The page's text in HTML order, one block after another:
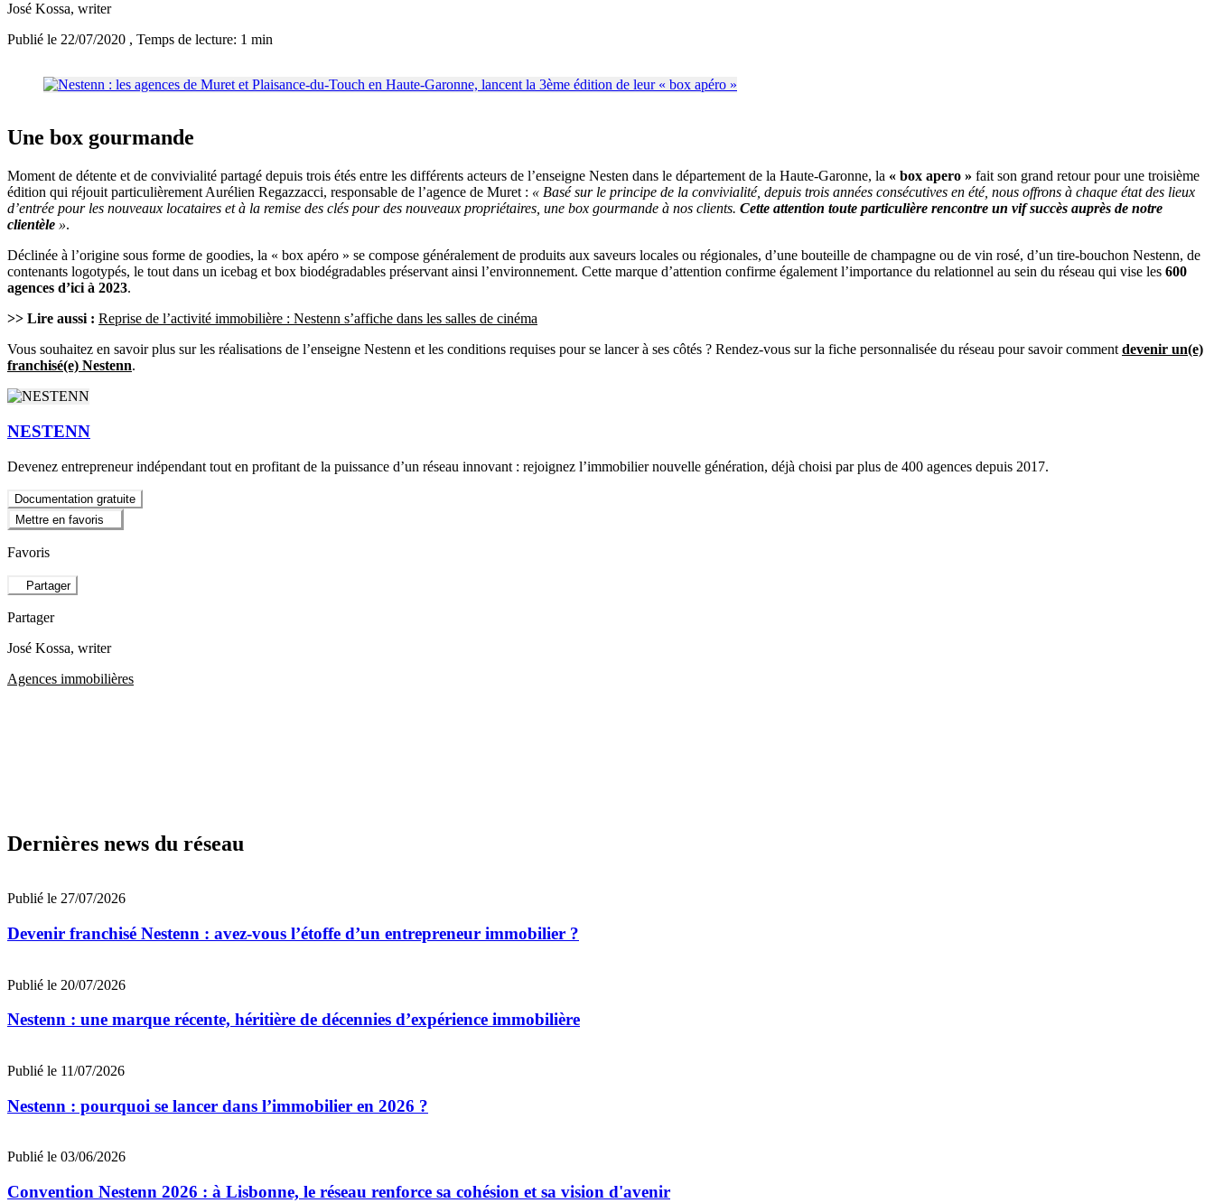
José Kossa, writer
Publié le 22/07/2020 , Temps de lecture: 1 min
Une box gourmande
Moment de détente et de convivialité partagé depuis trois étés entre les différents acteurs de l’enseigne Nesten dans le département de la Haute-Garonne, la « box apero » fait son grand retour pour une troisième
édition qui réjouit particulièrement Aurélien Regazzacci, responsable de l’agence de Muret : « Basé sur le principe de la convivialité, depuis trois années consécutives en été, nous offrons à chaque état des lieux
d’entrée pour les nouveaux locataires et à la remise des clés pour des nouveaux propriétaires, une box gourmande à nos clients. Cette attention toute particulière rencontre un vif succès auprès de notre
clientèle ».
Déclinée à l’origine sous forme de goodies, la « box apéro » se compose généralement de produits aux saveurs locales ou régionales, d’une bouteille de champagne ou de vin rosé, d’un tire-bouchon Nestenn, de
contenants logotypés, le tout dans un icebag et box biodégradables préservant ainsi l’environnement. Cette marque d’attention confirme également l’importance du relationnel au sein du réseau qui vise les 600
agences d’ici à 2023.
>> Lire aussi : Reprise de l’activité immobilière : Nestenn s’affiche dans les salles de cinéma
Vous souhaitez en savoir plus sur les réalisations de l’enseigne Nestenn et les conditions requises pour se lancer à ses côtés ? Rendez-vous sur la fiche personnalisée du réseau pour savoir comment devenir un(e)
franchisé(e) Nestenn.
NESTENN
Devenez entrepreneur indépendant tout en profitant de la puissance d’un réseau innovant : rejoignez l’immobilier nouvelle génération, déjà choisi par plus de 400 agences depuis 2017.
Documentation gratuite
Mettre en favoris
Favoris
Partager
Partager
José Kossa, writer
Agences immobilières
Dernières news du réseau
Publié le 27/07/2026
Devenir franchisé Nestenn : avez-vous l’étoffe d’un entrepreneur immobilier ?
Publié le 20/07/2026
Nestenn : une marque récente, héritière de décennies d’expérience immobilière
Publié le 11/07/2026
Nestenn : pourquoi se lancer dans l’immobilier en 2026 ?
Publié le 03/06/2026
Convention Nestenn 2026 : à Lisbonne, le réseau renforce sa cohésion et sa vision d'avenir